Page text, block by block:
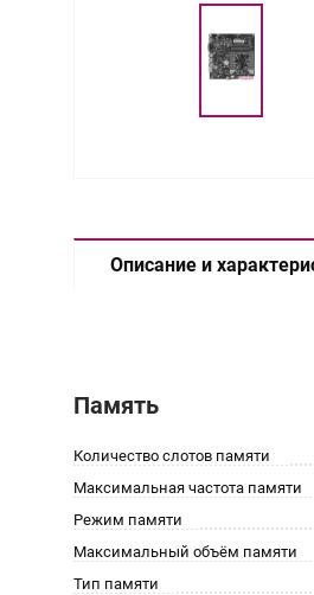
Описание и
Память
Количество слотов памяти
Максимальная частота памяти
Режим памяти
Максимальный объём памяти
Тип памяти